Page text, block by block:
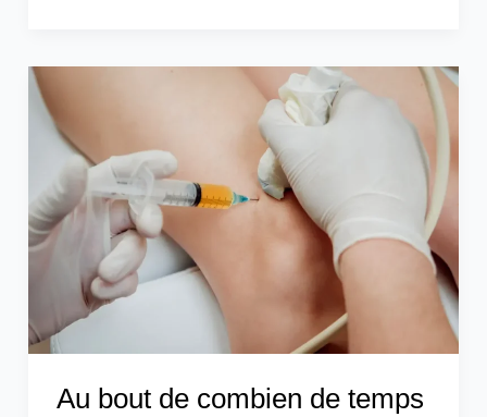
Au bout de combien de temps
de
combien
de
temps
infiltration
fait
effet
?